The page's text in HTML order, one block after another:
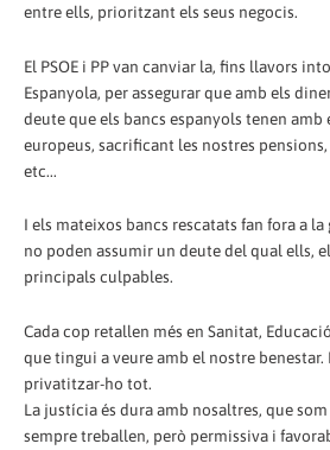
entre ells, prioritzant els seus negocis.
El PSOE i PP van canviar la, fins llavors
Espanyola, per assegurar que amb els
deute que els bancs espanyols tenen amb
europeus, sacrificant les nostres
etc...
I els mateixos bancs rescatats fan fora a la
no poden assumir un deute del qual ells,
principals culpables.
Cada cop retallen més en Sanitat,
que tingui a veure amb el nostre benestar.
privatitzar-ho tot.
La justícia és dura amb nosaltres, que
sempre treballen, però permissiva i